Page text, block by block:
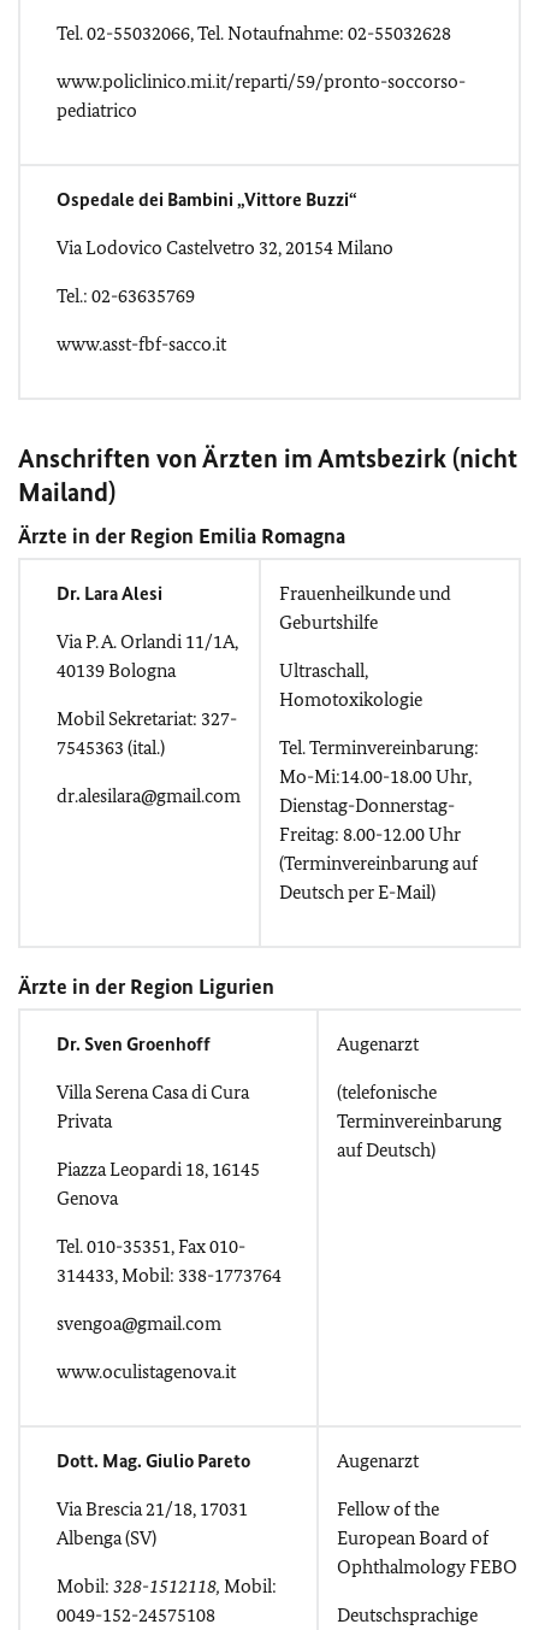
Tel. 02-55032066, Tel. Notaufnahme: 02-55032628
www.policlinico.mi.it/reparti/59/pronto-soccorso-
pediatrico
Ospedale dei Bambini „Vittore Buzzi“
Via Lodovico Castelvetro 32, 20154 Milano
Tel.: 02-63635769
www.asst-fbf-sacco.it
Anschriften von Ärzten im Amtsbezirk (nicht
Mailand)
Ärzte in der Region Emilia Romagna
Dr. Lara Alesi
Via P. A. Orlandi 11/1A,
40139 Bologna
Mobil Sekretariat: 327-
7545363 (ital.)
dr.alesilara@gmail.com
Frauenheilkunde und
Geburtshilfe
Ultraschall,
Homotoxikologie
Tel. Terminvereinbarung:
Mo-Mi:14.00-18.00 Uhr,
Dienstag-Donnerstag-
Freitag: 8.00-12.00 Uhr
(Terminvereinbarung auf
Deutsch per E-Mail)
Ärzte in der Region Ligurien
Dr. Sven Groenhoff
Villa Serena Casa di Cura
Privata
Piazza Leopardi 18, 16145
Genova
Tel. 010-35351, Fax 010-
314433, Mobil: 338-1773764
svengoa@gmail.com
www.oculistagenova.it
Augenarzt
(telefonische
Terminvereinbarung
auf Deutsch)
Dott. Mag. Giulio Pareto
Via Brescia 21/18, 17031
Albenga (SV)
Mobil: 328-1512118, Mobil:
0049-152-24575108
Augenarzt
Fellow of the
European Board of
Ophthalmology FEBO
Deutschsprachige